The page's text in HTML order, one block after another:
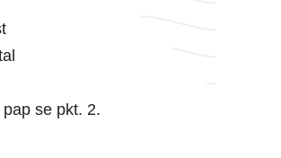
se pkt. 2.